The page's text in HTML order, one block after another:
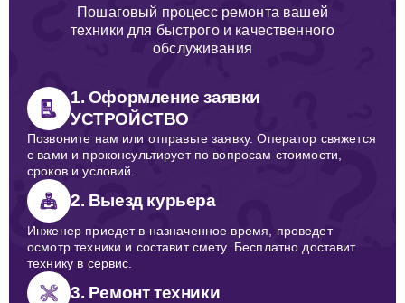
Пошаговый процесс ремонта вашей
техники для быстрого и качественного
обслуживания
1. Оформление заявки
УСТРОЙСТВО
Позвоните нам или отправьте заявку. Оператор свяжется
с вами и проконсультирует по вопросам стоимости,
сроков и условий.
2. Выезд курьера
Инженер приедет в назначенное время, проведет
осмотр техники и составит смету. Бесплатно доставит
технику в сервис.
3. Ремонт техники